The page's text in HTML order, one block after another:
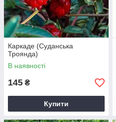
Каркаде (Суданська
Троянда)
В наявності
145 ₴
Купити